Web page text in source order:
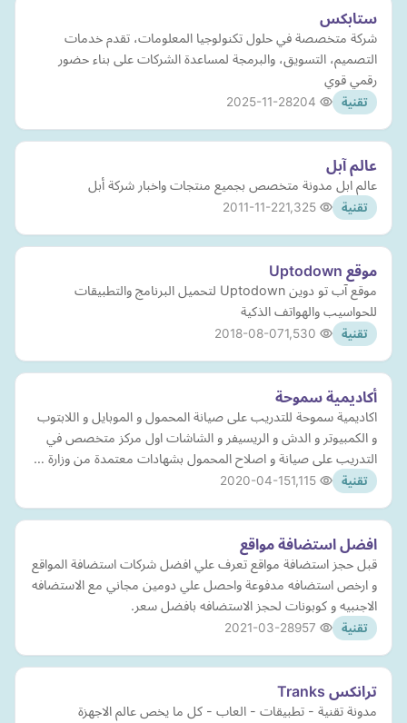
ستابكس
شركة متخصصة في حلول تكنولوجيا المعلومات، تقدم خدمات
التصميم، التسويق، والبرمجة لمساعدة الشركات على بناء حضور
رقمي قوي
تقنية 2025-11-28
عالم آبل
عالم ابل مدونة متخصص بجميع منتجات واخبار شركة أبل
تقنية 2011-11-22
موقع Uptodown
موقع آب تو دوين Uptodown لتحميل البرنامج والتطبيقات
للحواسيب والهواتف الذكية
تقنية 2018-08-07
أكاديمية سموحة
اكاديمية سموحة للتدريب على صيانة المحمول و الموبايل و اللابتوب
و الكمبيوتر و الدش و الريسيفر و الشاشات اول مركز متخصص في
التدريب على صيانة و اصلاح المحمول بشهادات معتمدة من وزارة …
تقنية 2020-04-15
افضل استضافة مواقع
قبل حجز استضافة مواقع تعرف علي افضل شركات استضافة المواقع
و ارخص استضافه مدفوعة واحصل علي دومين مجاني مع الاستضافه
الاجنبيه و كوبونات لحجز الاستضافه بافضل سعر.
تقنية 2021-03-28
ترانكس Tranks
مدونة تقنية - تطبيقات - العاب - كل ما يخص عالم الاجهزة